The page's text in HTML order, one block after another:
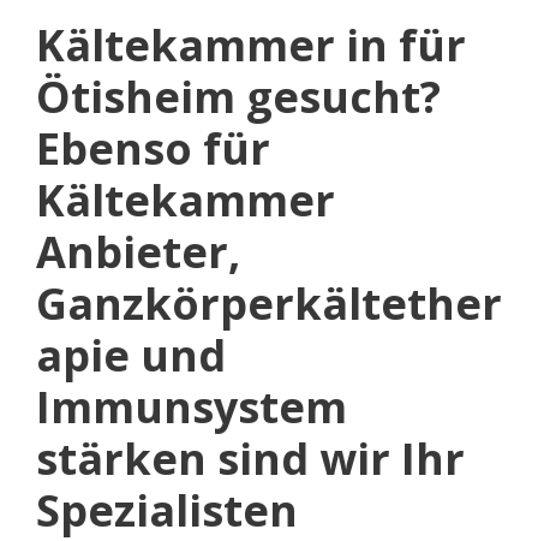
Kältekammer in für
Ötisheim gesucht?
Ebenso für
Kältekammer
Anbieter,
Ganzkörperkältether
apie und
Immunsystem
stärken sind wir Ihr
Spezialisten